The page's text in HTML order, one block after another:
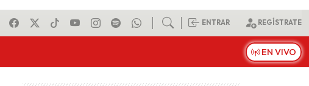
ENTRAR REGÍSTRATE
EN VIVO